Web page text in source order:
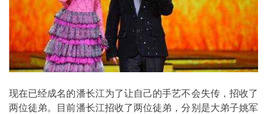
现在已经成名的潘长江为了让自己的手艺不会失传，招收了
两位徒弟。目前潘长江招收了两位徒弟，分别是大弟子姚军